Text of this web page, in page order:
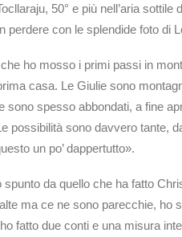
50° e più nell’aria
perdere con le splendide foto di
ho mosso i primi passi in
casa. Le Giulie sono
sono spesso abbondati, a fine
possibilità sono davvero tante,
un po’ dappertutto».
spunto da quello che ha fatto
ma ce ne sono parecchie,
fatto due conti e una misura